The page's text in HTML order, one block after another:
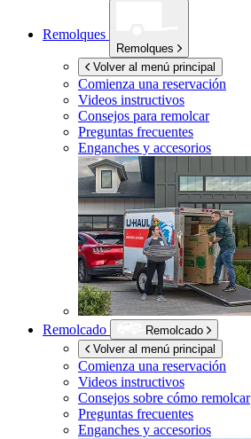
Remolques
Remolques
Volver al menú principal
Comienza una reservación
Videos instructivos
Consejos para remolcar
Preguntas frecuentes
Enganches y accesorios
Remolcado
Remolcado
Volver al menú principal
Comienza una reservación
Videos instructivos
Consejos sobre cómo remolcar
Preguntas frecuentes
Enganches y accesorios